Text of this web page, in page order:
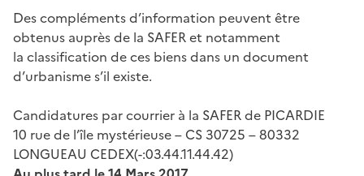
Des compléments d’information peuvent être
obtenus auprès de la SAFER et notamment
la classification de ces biens dans un document
d’urbanisme s’il existe.
Candidatures par courrier à la SAFER de PICARDIE
10 rue de l’île mystérieuse – CS 30725 – 80332
LONGUEAU CEDEX(-:03.44.11.44.42)